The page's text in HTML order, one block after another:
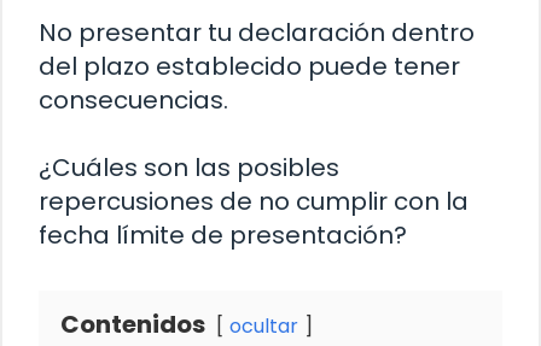
No presentar tu declaración dentro
del plazo establecido puede tener
consecuencias.
¿Cuáles son las posibles
repercusiones de no cumplir con la
fecha límite de presentación?
Contenidos ocultar